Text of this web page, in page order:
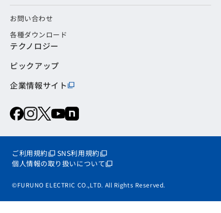
お問い合わせ
各種ダウンロード
テクノロジー
ピックアップ
企業情報サイト
ご利用規約
SNS利用規約
個人情報の取り扱いについて
©FURUNO ELECTRIC CO.,LTD. All Rights Reserved.